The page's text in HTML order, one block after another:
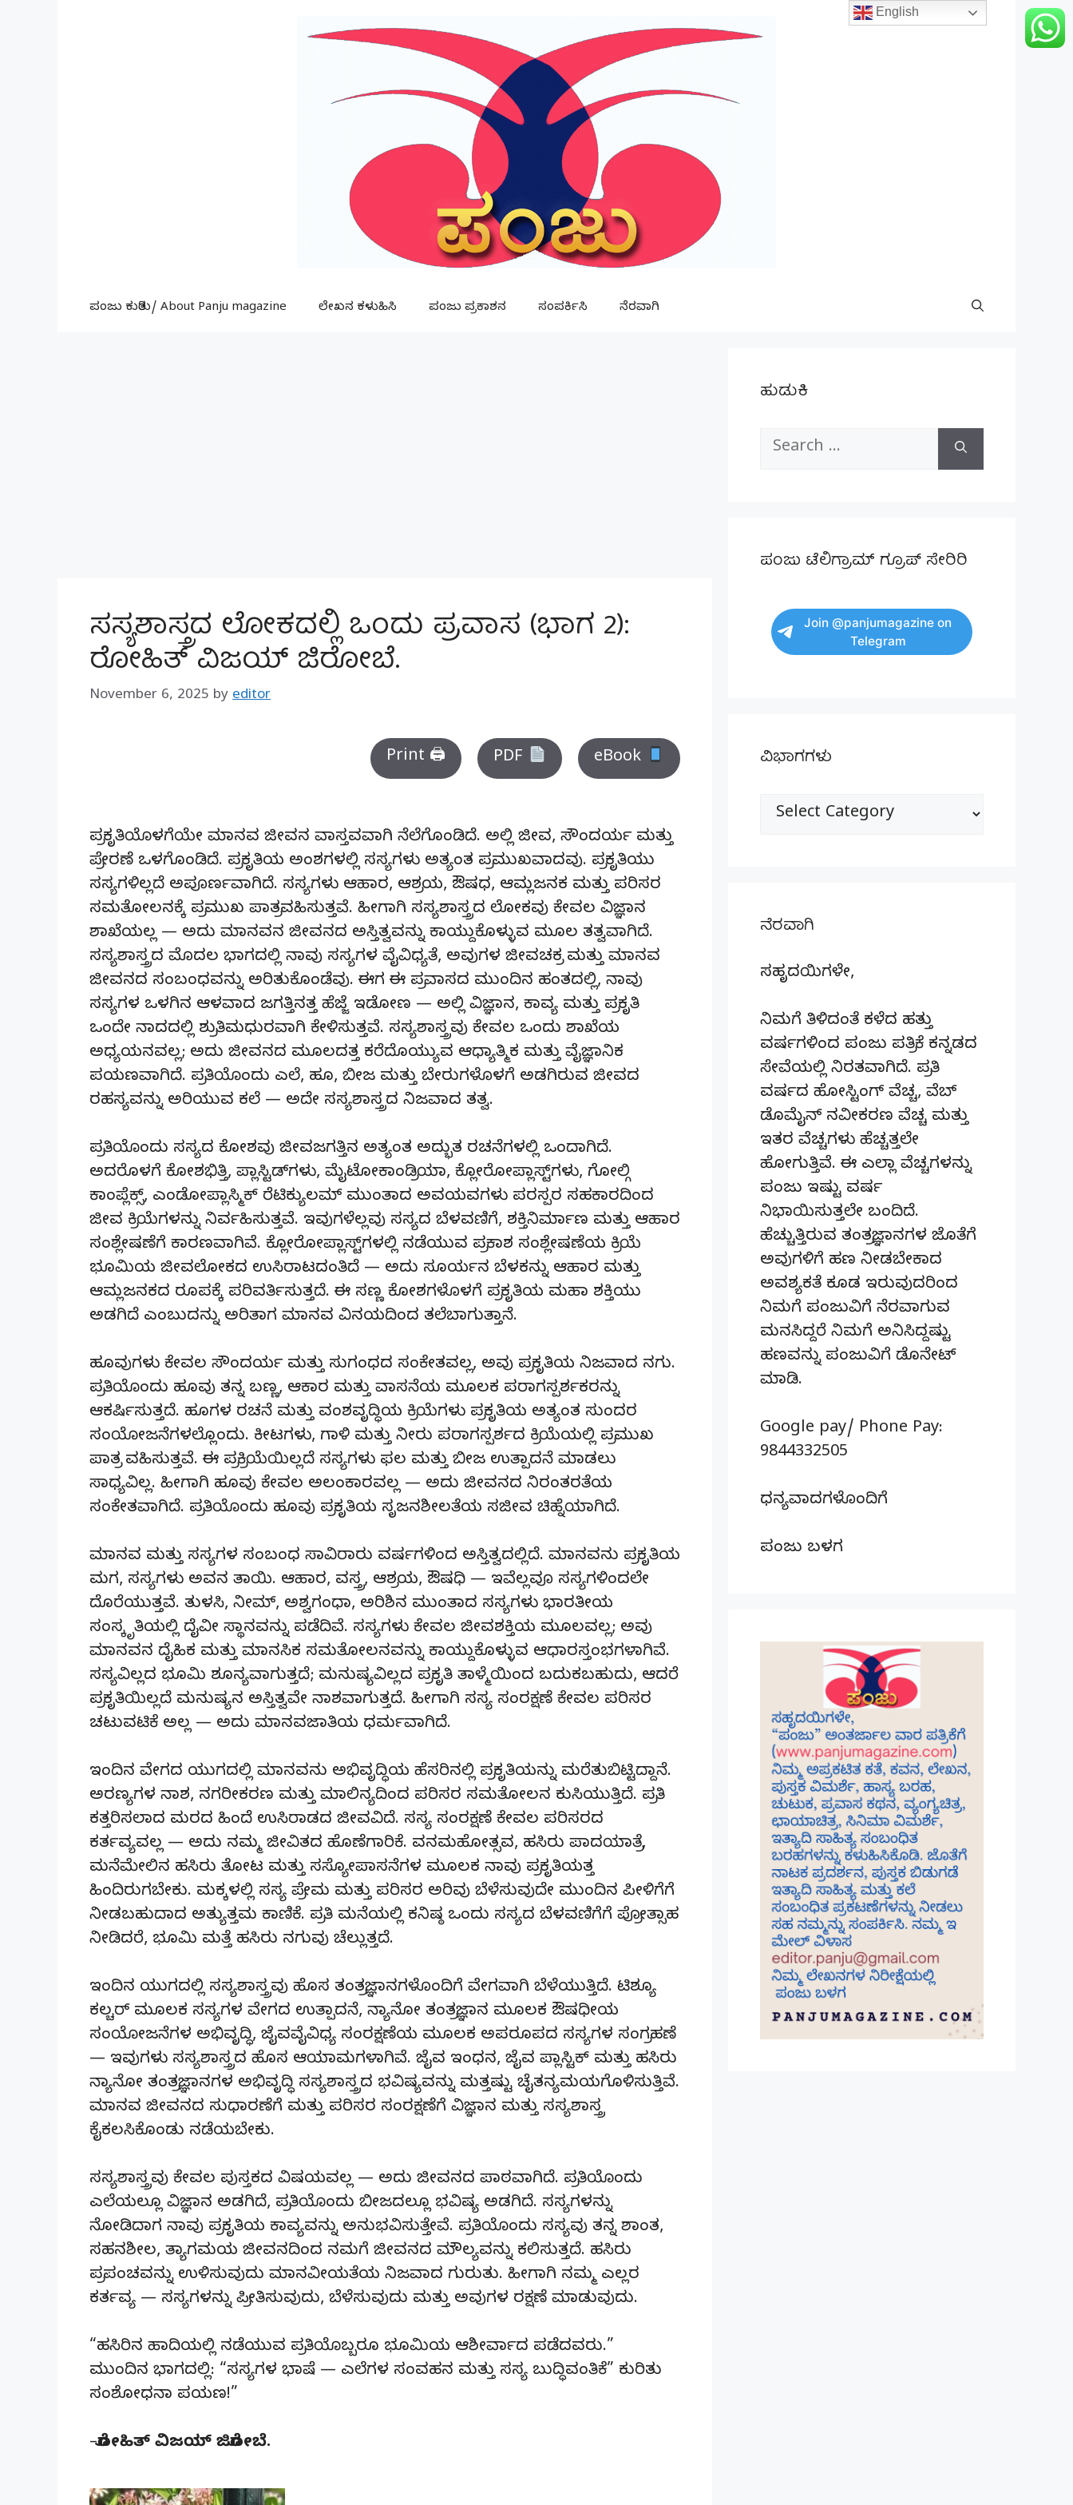
ಪಂಜು ಕುರಿತು/ About Panju magazine ಲೇಖನ ಕಳುಹಿಸಿ ಪಂಜು ಪ್ರಕಾಶನ ಸಂಪರ್ಕಿಸಿ ನೆರವಾಗಿ
ಸಸ್ಯಶಾಸ್ತ್ರದ ಲೋಕದಲ್ಲಿ ಒಂದು ಪ್ರವಾಸ (ಭಾಗ 2):
ರೋಹಿತ್ ವಿಜಯ್ ಜಿರೋಬೆ.
November 6, 2025 by editor
Print 🖨 PDF eBook
ಪ್ರಕೃತಿಯೊಳಗೆಯೇ ಮಾನವ ಜೀವನ ವಾಸ್ತವವಾಗಿ ನೆಲೆಗೊಂಡಿದೆ. ಅಲ್ಲಿ ಜೀವ, ಸೌಂದರ್ಯ ಮತ್ತು
ಪ್ರೇರಣೆ ಒಳಗೊಂಡಿದೆ. ಪ್ರಕೃತಿಯ ಅಂಶಗಳಲ್ಲಿ ಸಸ್ಯಗಳು ಅತ್ಯಂತ ಪ್ರಮುಖವಾದವು. ಪ್ರಕೃತಿಯು
ಸಸ್ಯಗಳಿಲ್ಲದೆ ಅಪೂರ್ಣವಾಗಿದೆ. ಸಸ್ಯಗಳು ಆಹಾರ, ಆಶ್ರಯ, ಔಷಧ, ಆಮ್ಲಜನಕ ಮತ್ತು ಪರಿಸರ
ಸಮತೋಲನಕ್ಕೆ ಪ್ರಮುಖ ಪಾತ್ರವಹಿಸುತ್ತವೆ. ಹೀಗಾಗಿ ಸಸ್ಯಶಾಸ್ತ್ರದ ಲೋಕವು ಕೇವಲ ವಿಜ್ಞಾನ
ಶಾಖೆಯಲ್ಲ — ಅದು ಮಾನವನ ಜೀವನದ ಅಸ್ತಿತ್ವವನ್ನು ಕಾಯ್ದುಕೊಳ್ಳುವ ಮೂಲ ತತ್ವವಾಗಿದೆ.
ಸಸ್ಯಶಾಸ್ತ್ರದ ಮೊದಲ ಭಾಗದಲ್ಲಿ ನಾವು ಸಸ್ಯಗಳ ವೈವಿಧ್ಯತೆ, ಅವುಗಳ ಜೀವಚಕ್ರ ಮತ್ತು ಮಾನವ
ಜೀವನದ ಸಂಬಂಧವನ್ನು ಅರಿತುಕೊಂಡೆವು. ಈಗ ಈ ಪ್ರವಾಸದ ಮುಂದಿನ ಹಂತದಲ್ಲಿ, ನಾವು
ಸಸ್ಯಗಳ ಒಳಗಿನ ಆಳವಾದ ಜಗತ್ತಿನತ್ತ ಹೆಜ್ಜೆ ಇಡೋಣ — ಅಲ್ಲಿ ವಿಜ್ಞಾನ, ಕಾವ್ಯ ಮತ್ತು ಪ್ರಕೃತಿ
ಒಂದೇ ನಾದದಲ್ಲಿ ಶ್ರುತಿಮಧುರವಾಗಿ ಕೇಳಿಸುತ್ತವೆ. ಸಸ್ಯಶಾಸ್ತ್ರವು ಕೇವಲ ಒಂದು ಶಾಖೆಯ
ಅಧ್ಯಯನವಲ್ಲ; ಅದು ಜೀವನದ ಮೂಲದತ್ತ ಕರೆದೊಯ್ಯುವ ಆಧ್ಯಾತ್ಮಿಕ ಮತ್ತು ವೈಜ್ಞಾನಿಕ
ಪಯಣವಾಗಿದೆ. ಪ್ರತಿಯೊಂದು ಎಲೆ, ಹೂ, ಬೀಜ ಮತ್ತು ಬೇರುಗಳೊಳಗೆ ಅಡಗಿರುವ ಜೀವದ
ರಹಸ್ಯವನ್ನು ಅರಿಯುವ ಕಲೆ — ಅದೇ ಸಸ್ಯಶಾಸ್ತ್ರದ ನಿಜವಾದ ತತ್ವ.
ಪ್ರತಿಯೊಂದು ಸಸ್ಯದ ಕೋಶವು ಜೀವಜಗತ್ತಿನ ಅತ್ಯಂತ ಅದ್ಭುತ ರಚನೆಗಳಲ್ಲಿ ಒಂದಾಗಿದೆ.
ಅದರೊಳಗೆ ಕೋಶಭಿತ್ತಿ, ಪ್ಲಾಸ್ಟಿಡ್‌ಗಳು, ಮೈಟೋಕಾಂಡ್ರಿಯಾ, ಕ್ಲೋರೋಪ್ಲಾಸ್ಟ್‌ಗಳು, ಗೋಲ್ಗಿ
ಕಾಂಪ್ಲೆಕ್ಸ್, ಎಂಡೋಪ್ಲಾಸ್ಮಿಕ್ ರೆಟಿಕ್ಯುಲಮ್ ಮುಂತಾದ ಅವಯವಗಳು ಪರಸ್ಪರ ಸಹಕಾರದಿಂದ
ಜೀವ ಕ್ರಿಯೆಗಳನ್ನು ನಿರ್ವಹಿಸುತ್ತವೆ. ಇವುಗಳೆಲ್ಲವು ಸಸ್ಯದ ಬೆಳವಣಿಗೆ, ಶಕ್ತಿನಿರ್ಮಾಣ ಮತ್ತು ಆಹಾರ
ಸಂಶ್ಲೇಷಣೆಗೆ ಕಾರಣವಾಗಿವೆ. ಕ್ಲೋರೋಪ್ಲಾಸ್ಟ್‌ಗಳಲ್ಲಿ ನಡೆಯುವ ಪ್ರಕಾಶ ಸಂಶ್ಲೇಷಣೆಯ ಕ್ರಿಯೆ
ಭೂಮಿಯ ಜೀವಲೋಕದ ಉಸಿರಾಟದಂತಿದೆ — ಅದು ಸೂರ್ಯನ ಬೆಳಕನ್ನು ಆಹಾರ ಮತ್ತು
ಆಮ್ಲಜನಕದ ರೂಪಕ್ಕೆ ಪರಿವರ್ತಿಸುತ್ತದೆ. ಈ ಸಣ್ಣ ಕೋಶಗಳೊಳಗೆ ಪ್ರಕೃತಿಯ ಮಹಾ ಶಕ್ತಿಯು
ಅಡಗಿದೆ ಎಂಬುದನ್ನು ಅರಿತಾಗ ಮಾನವ ವಿನಯದಿಂದ ತಲೆಬಾಗುತ್ತಾನೆ.
ಹೂವುಗಳು ಕೇವಲ ಸೌಂದರ್ಯ ಮತ್ತು ಸುಗಂಧದ ಸಂಕೇತವಲ್ಲ, ಅವು ಪ್ರಕೃತಿಯ ನಿಜವಾದ ನಗು.
ಪ್ರತಿಯೊಂದು ಹೂವು ತನ್ನ ಬಣ್ಣ, ಆಕಾರ ಮತ್ತು ವಾಸನೆಯ ಮೂಲಕ ಪರಾಗಸ್ಪರ್ಶಕರನ್ನು
ಆಕರ್ಷಿಸುತ್ತದೆ. ಹೂಗಳ ರಚನೆ ಮತ್ತು ವಂಶವೃದ್ಧಿಯ ಕ್ರಿಯೆಗಳು ಪ್ರಕೃತಿಯ ಅತ್ಯಂತ ಸುಂದರ
ಸಂಯೋಜನೆಗಳಲ್ಲೊಂದು. ಕೀಟಗಳು, ಗಾಳಿ ಮತ್ತು ನೀರು ಪರಾಗಸ್ಪರ್ಶದ ಕ್ರಿಯೆಯಲ್ಲಿ ಪ್ರಮುಖ
ಪಾತ್ರ ವಹಿಸುತ್ತವೆ. ಈ ಪ್ರಕ್ರಿಯೆಯಿಲ್ಲದೆ ಸಸ್ಯಗಳು ಫಲ ಮತ್ತು ಬೀಜ ಉತ್ಪಾದನೆ ಮಾಡಲು
ಸಾಧ್ಯವಿಲ್ಲ. ಹೀಗಾಗಿ ಹೂವು ಕೇವಲ ಅಲಂಕಾರವಲ್ಲ — ಅದು ಜೀವನದ ನಿರಂತರತೆಯ
ಸಂಕೇತವಾಗಿದೆ. ಪ್ರತಿಯೊಂದು ಹೂವು ಪ್ರಕೃತಿಯ ಸೃಜನಶೀಲತೆಯ ಸಜೀವ ಚಿಹ್ನೆಯಾಗಿದೆ.
ಮಾನವ ಮತ್ತು ಸಸ್ಯಗಳ ಸಂಬಂಧ ಸಾವಿರಾರು ವರ್ಷಗಳಿಂದ ಅಸ್ತಿತ್ವದಲ್ಲಿದೆ. ಮಾನವನು ಪ್ರಕೃತಿಯ
ಮಗ, ಸಸ್ಯಗಳು ಅವನ ತಾಯಿ. ಆಹಾರ, ವಸ್ತ್ರ, ಆಶ್ರಯ, ಔಷಧಿ — ಇವೆಲ್ಲವೂ ಸಸ್ಯಗಳಿಂದಲೇ
ದೊರೆಯುತ್ತವೆ. ತುಳಸಿ, ನೀಮ್, ಅಶ್ವಗಂಧಾ, ಅರಿಶಿನ ಮುಂತಾದ ಸಸ್ಯಗಳು ಭಾರತೀಯ
ಸಂಸ್ಕೃತಿಯಲ್ಲಿ ದೈವೀ ಸ್ಥಾನವನ್ನು ಪಡೆದಿವೆ. ಸಸ್ಯಗಳು ಕೇವಲ ಜೀವಶಕ್ತಿಯ ಮೂಲವಲ್ಲ; ಅವು
ಮಾನವನ ದೈಹಿಕ ಮತ್ತು ಮಾನಸಿಕ ಸಮತೋಲನವನ್ನು ಕಾಯ್ದುಕೊಳ್ಳುವ ಆಧಾರಸ್ತಂಭಗಳಾಗಿವೆ.
ಸಸ್ಯವಿಲ್ಲದ ಭೂಮಿ ಶೂನ್ಯವಾಗುತ್ತದೆ; ಮನುಷ್ಯವಿಲ್ಲದ ಪ್ರಕೃತಿ ತಾಳ್ಮೆಯಿಂದ ಬದುಕಬಹುದು, ಆದರೆ
ಪ್ರಕೃತಿಯಿಲ್ಲದೆ ಮನುಷ್ಯನ ಅಸ್ತಿತ್ವವೇ ನಾಶವಾಗುತ್ತದೆ. ಹೀಗಾಗಿ ಸಸ್ಯ ಸಂರಕ್ಷಣೆ ಕೇವಲ ಪರಿಸರ
ಚಟುವಟಿಕೆ ಅಲ್ಲ — ಅದು ಮಾನವಜಾತಿಯ ಧರ್ಮವಾಗಿದೆ.
ಇಂದಿನ ವೇಗದ ಯುಗದಲ್ಲಿ ಮಾನವನು ಅಭಿವೃದ್ಧಿಯ ಹೆಸರಿನಲ್ಲಿ ಪ್ರಕೃತಿಯನ್ನು ಮರೆತುಬಿಟ್ಟಿದ್ದಾನೆ.
ಅರಣ್ಯಗಳ ನಾಶ, ನಗರೀಕರಣ ಮತ್ತು ಮಾಲಿನ್ಯದಿಂದ ಪರಿಸರ ಸಮತೋಲನ ಕುಸಿಯುತ್ತಿದೆ. ಪ್ರತಿ
ಕತ್ತರಿಸಲಾದ ಮರದ ಹಿಂದೆ ಉಸಿರಾಡದ ಜೀವವಿದೆ. ಸಸ್ಯ ಸಂರಕ್ಷಣೆ ಕೇವಲ ಪರಿಸರದ
ಕರ್ತವ್ಯವಲ್ಲ — ಅದು ನಮ್ಮ ಜೀವಿತದ ಹೊಣೆಗಾರಿಕೆ. ವನಮಹೋತ್ಸವ, ಹಸಿರು ಪಾದಯಾತ್ರೆ,
ಮನೆಮೇಲಿನ ಹಸಿರು ತೋಟ ಮತ್ತು ಸಸ್ಯೋಪಾಸನೆಗಳ ಮೂಲಕ ನಾವು ಪ್ರಕೃತಿಯತ್ತ
ಹಿಂದಿರುಗಬೇಕು. ಮಕ್ಕಳಲ್ಲಿ ಸಸ್ಯ ಪ್ರೇಮ ಮತ್ತು ಪರಿಸರ ಅರಿವು ಬೆಳೆಸುವುದೇ ಮುಂದಿನ ಪೀಳಿಗೆಗೆ
ನೀಡಬಹುದಾದ ಅತ್ಯುತ್ತಮ ಕಾಣಿಕೆ. ಪ್ರತಿ ಮನೆಯಲ್ಲಿ ಕನಿಷ್ಠ ಒಂದು ಸಸ್ಯದ ಬೆಳವಣಿಗೆಗೆ ಪ್ರೋತ್ಸಾಹ
ನೀಡಿದರೆ, ಭೂಮಿ ಮತ್ತೆ ಹಸಿರು ನಗುವು ಚೆಲ್ಲುತ್ತದೆ.
ಇಂದಿನ ಯುಗದಲ್ಲಿ ಸಸ್ಯಶಾಸ್ತ್ರವು ಹೊಸ ತಂತ್ರಜ್ಞಾನಗಳೊಂದಿಗೆ ವೇಗವಾಗಿ ಬೆಳೆಯುತ್ತಿದೆ. ಟಿಶ್ಯೂ
ಕಲ್ಚರ್ ಮೂಲಕ ಸಸ್ಯಗಳ ವೇಗದ ಉತ್ಪಾದನೆ, ನ್ಯಾನೋ ತಂತ್ರಜ್ಞಾನ ಮೂಲಕ ಔಷಧೀಯ
ಸಂಯೋಜನೆಗಳ ಅಭಿವೃದ್ಧಿ, ಜೈವವೈವಿಧ್ಯ ಸಂರಕ್ಷಣೆಯ ಮೂಲಕ ಅಪರೂಪದ ಸಸ್ಯಗಳ ಸಂಗ್ರಹಣೆ
— ಇವುಗಳು ಸಸ್ಯಶಾಸ್ತ್ರದ ಹೊಸ ಆಯಾಮಗಳಾಗಿವೆ. ಜೈವ ಇಂಧನ, ಜೈವ ಪ್ಲಾಸ್ಟಿಕ್ ಮತ್ತು ಹಸಿರು
ನ್ಯಾನೋ ತಂತ್ರಜ್ಞಾನಗಳ ಅಭಿವೃದ್ಧಿ ಸಸ್ಯಶಾಸ್ತ್ರದ ಭವಿಷ್ಯವನ್ನು ಮತ್ತಷ್ಟು ಚೈತನ್ಯಮಯಗೊಳಿಸುತ್ತಿವೆ.
ಮಾನವ ಜೀವನದ ಸುಧಾರಣೆಗೆ ಮತ್ತು ಪರಿಸರ ಸಂರಕ್ಷಣೆಗೆ ವಿಜ್ಞಾನ ಮತ್ತು ಸಸ್ಯಶಾಸ್ತ್ರ
ಕೈಕಲಸಿಕೊಂಡು ನಡೆಯಬೇಕು.
ಸಸ್ಯಶಾಸ್ತ್ರವು ಕೇವಲ ಪುಸ್ತಕದ ವಿಷಯವಲ್ಲ — ಅದು ಜೀವನದ ಪಾಠವಾಗಿದೆ. ಪ್ರತಿಯೊಂದು
ಎಲೆಯಲ್ಲೂ ವಿಜ್ಞಾನ ಅಡಗಿದೆ, ಪ್ರತಿಯೊಂದು ಬೀಜದಲ್ಲೂ ಭವಿಷ್ಯ ಅಡಗಿದೆ. ಸಸ್ಯಗಳನ್ನು
ನೋಡಿದಾಗ ನಾವು ಪ್ರಕೃತಿಯ ಕಾವ್ಯವನ್ನು ಅನುಭವಿಸುತ್ತೇವೆ. ಪ್ರತಿಯೊಂದು ಸಸ್ಯವು ತನ್ನ ಶಾಂತ,
ಸಹನಶೀಲ, ತ್ಯಾಗಮಯ ಜೀವನದಿಂದ ನಮಗೆ ಜೀವನದ ಮೌಲ್ಯವನ್ನು ಕಲಿಸುತ್ತದೆ. ಹಸಿರು
ಪ್ರಪಂಚವನ್ನು ಉಳಿಸುವುದು ಮಾನವೀಯತೆಯ ನಿಜವಾದ ಗುರುತು. ಹೀಗಾಗಿ ನಮ್ಮ ಎಲ್ಲರ
ಕರ್ತವ್ಯ — ಸಸ್ಯಗಳನ್ನು ಪ್ರೀತಿಸುವುದು, ಬೆಳೆಸುವುದು ಮತ್ತು ಅವುಗಳ ರಕ್ಷಣೆ ಮಾಡುವುದು.
“ಹಸಿರಿನ ಹಾದಿಯಲ್ಲಿ ನಡೆಯುವ ಪ್ರತಿಯೊಬ್ಬರೂ ಭೂಮಿಯ ಆಶೀರ್ವಾದ ಪಡೆದವರು.”
ಮುಂದಿನ ಭಾಗದಲ್ಲಿ: “ಸಸ್ಯಗಳ ಭಾಷೆ — ಎಲೆಗಳ ಸಂವಹನ ಮತ್ತು ಸಸ್ಯ ಬುದ್ಧಿವಂತಿಕೆ” ಕುರಿತು
ಸಂಶೋಧನಾ ಪಯಣ!”
–ರೋಹಿತ್ ವಿಜಯ್ ಜಿರೋಬೆ.
ಹುಡುಕಿ
Search
ಪಂಜು ಟೆಲಿಗ್ರಾಮ್ ಗ್ರೂಪ್ ಸೇರಿರಿ
Join @panjumagazine on
Telegram
ವಿಭಾಗಗಳು
ವಿಭಾಗಗಳು
ನೆರವಾಗಿ
ಸಹೃದಯಿಗಳೇ,
ನಿಮಗೆ ತಿಳಿದಂತೆ ಕಳೆದ ಹತ್ತು
ವರ್ಷಗಳಿಂದ ಪಂಜು ಪತ್ರಿಕೆ ಕನ್ನಡದ
ಸೇವೆಯಲ್ಲಿ ನಿರತವಾಗಿದೆ. ಪ್ರತಿ
ವರ್ಷದ ಹೋಸ್ಟಿಂಗ್‌ ವೆಚ್ಚ, ವೆಬ್‌
ಡೊಮೈನ್‌ ನವೀಕರಣ ವೆಚ್ಚ ಮತ್ತು
ಇತರ ವೆಚ್ಚಗಳು ಹೆಚ್ಚತ್ತಲೇ
ಹೋಗುತ್ತಿವೆ. ಈ ಎಲ್ಲಾ ವೆಚ್ಚಗಳನ್ನು
ಪಂಜು ಇಷ್ಟು ವರ್ಷ
ನಿಭಾಯಿಸುತ್ತಲೇ ಬಂದಿದೆ.
ಹೆಚ್ಚುತ್ತಿರುವ ತಂತ್ರಜ್ಞಾನಗಳ ಜೊತೆಗೆ
ಅವುಗಳಿಗೆ ಹಣ ನೀಡಬೇಕಾದ
ಅವಶ್ಯಕತೆ ಕೂಡ ಇರುವುದರಿಂದ
ನಿಮಗೆ ಪಂಜುವಿಗೆ ನೆರವಾಗುವ
ಮನಸಿದ್ದರೆ ನಿಮಗೆ ಅನಿಸಿದ್ದಷ್ಟು
ಹಣವನ್ನು ಪಂಜುವಿಗೆ ಡೊನೇಟ್‌
ಮಾಡಿ.
Google pay/ Phone Pay:
9844332505
ಧನ್ಯವಾದಗಳೊಂದಿಗೆ
ಪಂಜು ಬಳಗ
English